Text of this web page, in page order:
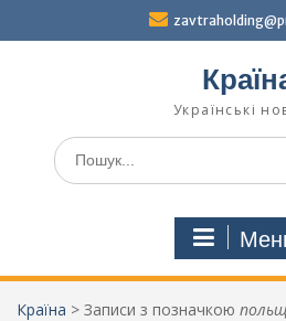
Українські
Шукати:
Країна > Записи з позначкою